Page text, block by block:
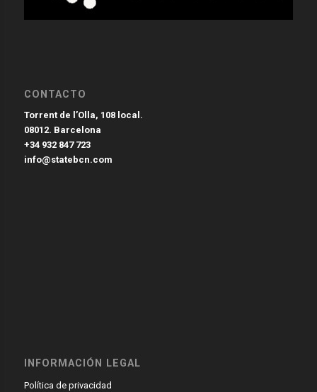
CONTACTO
Torrent de l’Olla, 108 local.
08012. Barcelona
+34 932 847 723
info@statebcn.com
INFORMACIÓN LEGAL
Política de privacidad